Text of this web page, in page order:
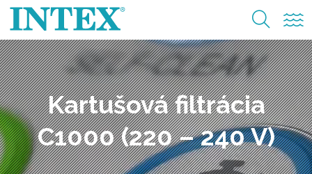
Kartušová filtrácia
C1000 (220 – 240 V)